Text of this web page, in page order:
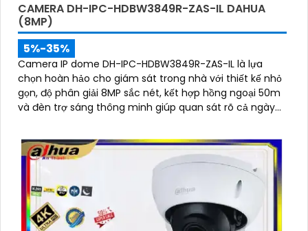
CAMERA DH-IPC-HDBW3849R-ZAS-IL DAHUA
(8MP)
5%-35%
Camera IP dome DH-IPC-HDBW3849R-ZAS-IL là lựa
chọn hoàn hảo cho giám sát trong nhà với thiết kế nhỏ
gọn, độ phân giải 8MP sắc nét, kết hợp hồng ngoại 50m
và đèn trợ sáng thông minh giúp quan sát rõ cả ngày
nhớ lên đến 512GB và công nghệ phân biệt người và
phương tiện, nâng cao độ chính xác trong cảnh báo, hỗ
trợ POE tiện lợi